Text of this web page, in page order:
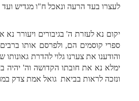
לעצרו בעד הרעה ונאכל ח"ו מגדיש
יקום נא לעזרת ה' בגיבורים ויעורר
ספרי קוסמים הם, ולפרסם אותו ברבים
והודענו את צערנו גלוי להדרת
ימלא נא את חובתו הקדושה וה' יהיה
ונזכה לראות בביאת גואל אמת צדק